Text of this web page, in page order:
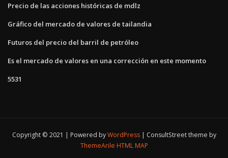
Precio de las acciones históricas de mdlz
Gráfico del mercado de valores de tailandia
Futuros del precio del barril de petróleo
Es el mercado de valores en una corrección en este momento
5531
Copyright © 2021 | Powered byWordPress
ConsultStreet theme by
ThemeArile HTML MAP